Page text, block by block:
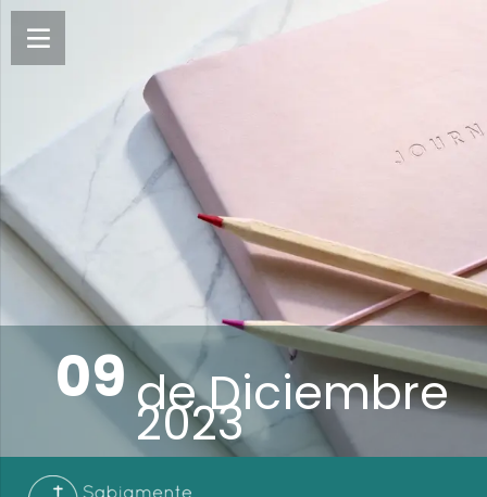
09deDiciembre
2023